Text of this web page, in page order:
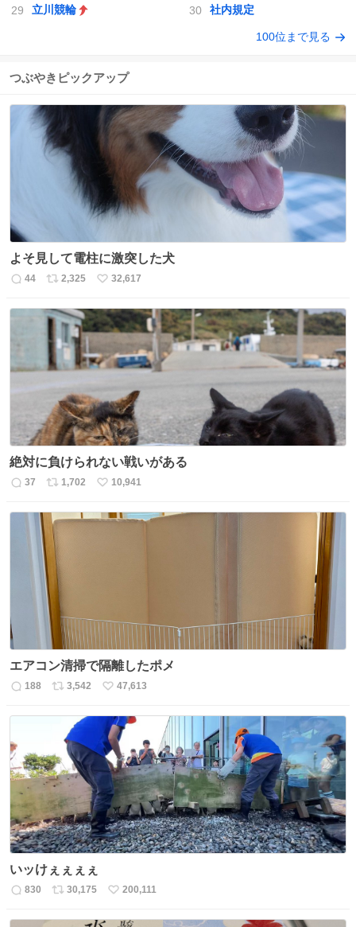
立川競輪 社内規定
100位まで見る
つぶやきピックアップ
よそ見して電柱に激突した犬
返
数
44
リ
ス
ト
数
2,325
い
ね
数
32,617
絶対に負けられない戦いがある
返
37
リ
ス
ト
数
1,702
い
ね
10,941
エアコン清掃で隔離したポメ
返
188
リ
数
3,542
い
ね
数
47,613
いッけぇぇぇぇ
返
830
リ
30,175
い
200,111